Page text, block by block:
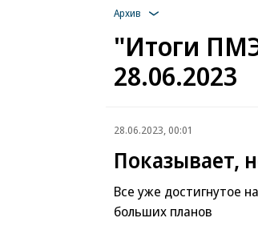
Архив
"Итоги
28.06.2023
28.06.2023, 00:01
Показывает,
Все уже достигнутое
больших планов